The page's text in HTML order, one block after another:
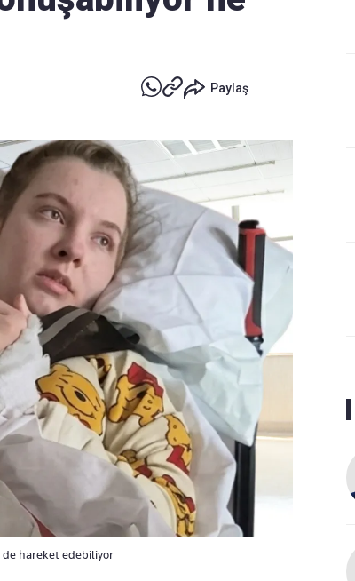
Paylaş
de hareket edebiliyor